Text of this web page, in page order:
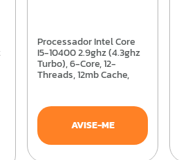
Processador Intel Core
I5-10400 2.9ghz (4.3ghz
Turbo), 6-Core, 12-
Threads, 12mb Cache,
AVISE-ME